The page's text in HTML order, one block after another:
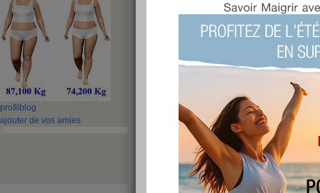
profil blog
ajouter de vos amies
Blog de ninou1
11 ans.